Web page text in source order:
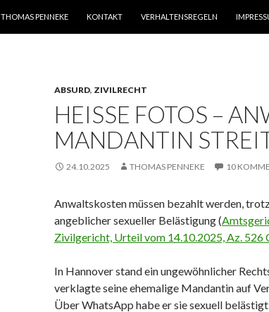
THOMAS PENNEKE KONTAKT VERHALTENSREGELN
ABSURD, ZIVILRECHT
HEISSE FOTOS –
ANDANTIN
24.10.2025 THOMAS PENNEKE 10
Anwaltskosten müssen bezahlt werden,
angeblicher sexueller Belästigung (
Zivilgericht, Urteil vom 14.10.2025, Az. 526
In Hannover stand ein ungewöhnlicher
verklagte seine ehemalige Mandantin auf
Über WhatsApp habe er sie sexuell